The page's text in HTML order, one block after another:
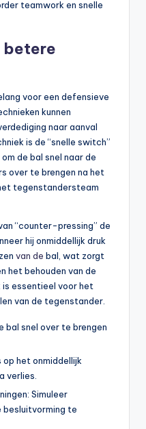
teamwork en snelle
betere
voor een defensieve
kunnen
naar aanval
is de “snelle switch”
de bal snel naar de
over te brengen na het
tegenstandersteam
“counter-pressing” de
hij onmiddellijk druk
van de bal, wat zorgt
het behouden van de
essentieel voor het
van de tegenstander.
bal snel over te brengen
het onmiddellijk
verlies.
Simuleer
te